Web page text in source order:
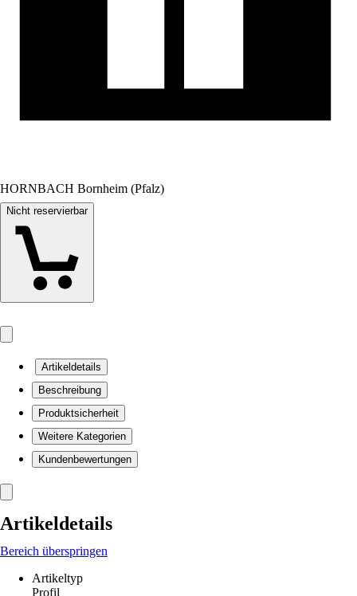
HORNBACH Bornheim (Pfalz)
Nicht reservierbar
Artikeldetails
Beschreibung
Produktsicherheit
Weitere Kategorien
Kundenbewertungen
Artikeldetails
Bereich überspringen
Artikeltyp
Profil